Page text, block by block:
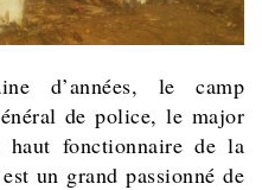
d’années, le camp
de police, le major
fonctionnaire de la
un grand passionné de